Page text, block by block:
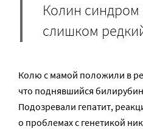
Колин синдром
слишком
Колю с мамой положили в
что поднявшийся
Подозревали гепатит,
о проблемах с генетикой